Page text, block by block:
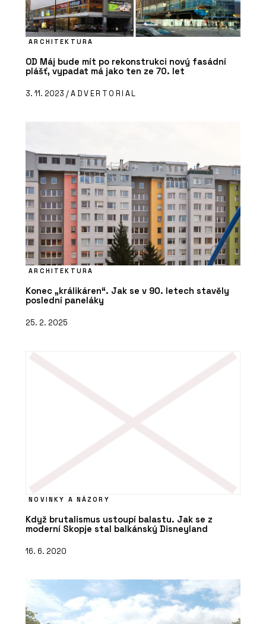
ARCHITEKTURA
OD Máj bude mít po rekonstrukci nový fasádní
plášť, vypadat má jako ten ze 70. let
3. 11. 2023 /ADVERTORIAL
ARCHITEKTURA
Konec „králikáren“. Jak se v 90. letech stavěly
poslední paneláky
25. 2. 2025
NOVINKY A NÁZORY
Když brutalismus ustoupí balastu. Jak se z
moderní Skopje stal balkánský Disneyland
16. 6. 2020